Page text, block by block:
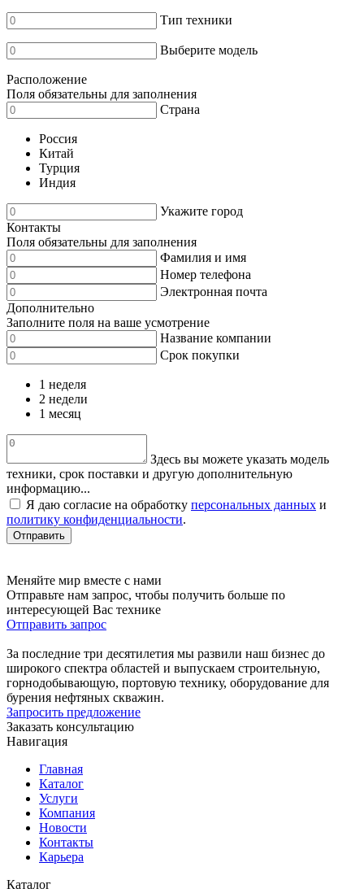
Тип техники
Выберите модель
Расположение
Поля обязательны для заполнения
Страна
Россия
Китай
Турция
Индия
Укажите город
Контакты
Поля обязательны для заполнения
Фамилия и имя
Номер телефона
Электронная почта
Дополнительно
Заполните поля на ваше усмотрение
Название компании
Срок покупки
1 неделя
2 недели
1 месяц
Здесь вы можете указать модель
техники, срок поставки и другую дополнительную
информацию...
Я даю согласие на обработку персональных данных и
политику конфиденциальности.
Отправить
Меняйте мир вместе с нами
Отправьте нам запрос, чтобы получить больше по
интересующей Вас технике
Отправить запрос
За последние три десятилетия мы развили наш бизнес до
широкого спектра областей и выпускаем строительную,
горнодобывающую, портовую технику, оборудование для
бурения нефтяных скважин.
Запросить предложение
Заказать консультацию
Навигация
Главная
Каталог
Услуги
Компания
Новости
Контакты
Карьера
Каталог